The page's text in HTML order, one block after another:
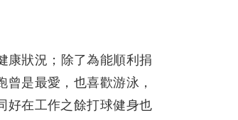
狀況；除了為能順利捐
是最愛，也喜歡游泳，
好在工作之餘打球健身也